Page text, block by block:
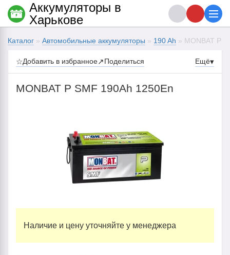
Каталог » Автомобильные аккумуляторы » 190 Ah » MONBAT P
☆Добавить в избранное↗Поделиться Ещё▾
MONBAT P SMF 190Ah 1250En
Наличие и цену уточняйте у менеджера
Аккумуляторы в
Харькове